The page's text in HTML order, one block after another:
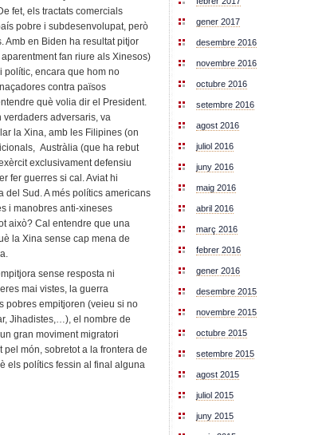
fet, els tractats comercials
pobre i subdesenvolupat, però
Amb en Biden ha resultat pitjor
fan riure als Xinesos)
polític, encara que hom no
contra països
què volia dir el President.
adversaris, va
la Xina, amb les Filipines (on
Austràlia (que ha rebut
exclusivament defensiu
fer guerres si cal. Aviat hi
Sud. A més polítics americans
i manobres anti-xineses
això? Cal entendre que una
la Xina sense cap mena de
sense resposta ni
mai vistes, la guerra
pobres empitjoren (veieu si no
Jihadistes,…), el nombre de
gran moviment migratori
món, sobretot a la frontera de
els polítics fessin al final alguna
gener 2017
desembre 2016
novembre 2016
octubre 2016
setembre 2016
agost 2016
juliol 2016
juny 2016
maig 2016
abril 2016
març 2016
febrer 2016
gener 2016
desembre 2015
novembre 2015
octubre 2015
setembre 2015
agost 2015
juliol 2015
juny 2015